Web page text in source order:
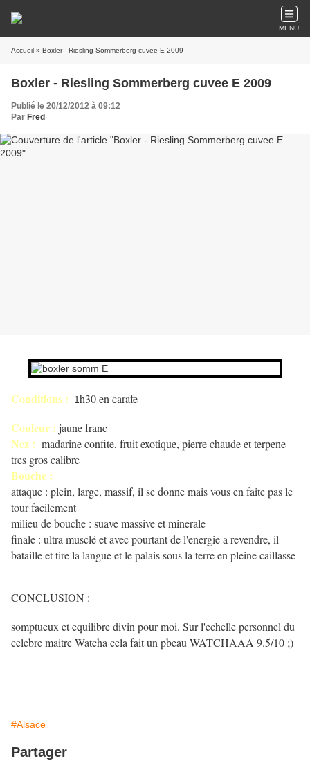
MENU
Accueil » Boxler - Riesling Sommerberg cuvee E 2009
Boxler - Riesling Sommerberg cuvee E 2009
Publié le 20/12/2012 à 09:12
Par Fred
Conditions : 1h30 en carafe
Couleur : jaune franc
Nez : madarine confite, fruit exotique, pierre chaude et terpene
tres gros calibre
Bouche :
attaque : plein, large, massif, il se donne mais vous en faite pas le
tour facilement
milieu de bouche : suave massive et minerale
finale : ultra musclé et avec pourtant de l'energie a revendre, il
bataille et tire la langue et le palais sous la terre en pleine caillasse
CONCLUSION :
somptueux et equilibre divin pour moi. Sur l'echelle personnel du
celebre maitre Watcha cela fait un pbeau WATCHAAA 9.5/10 ;)
#Alsace
Partager